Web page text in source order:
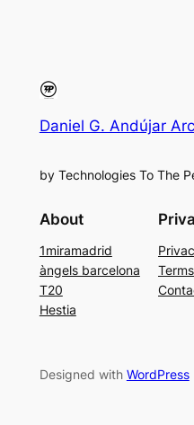
Daniel G. Andújar
by Technologies To The
About
1miramadrid
àngels barcelona
T20
Hestia
Designed with WordPress